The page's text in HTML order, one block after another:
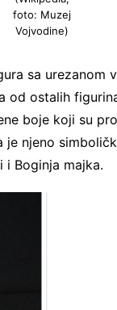
foto: Muzej
Vojvodine)
sa urezanom
od ostalih
boje koji su
njeno
Boginja majka.